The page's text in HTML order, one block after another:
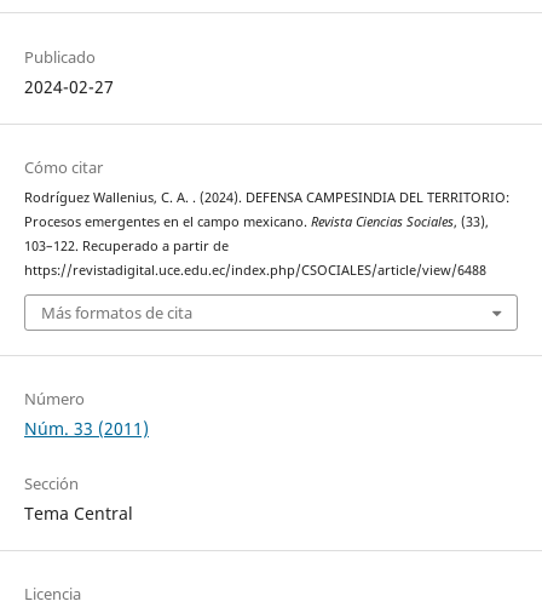
Publicado
2024-02-27
Cómo citar
Rodríguez Wallenius, C. A. . (2024). DEFENSA CAMPESINDIA DEL TERRITORIO:
Procesos emergentes en el campo mexicano. Revista Ciencias Sociales, (33),
103–122. Recuperado a partir de
https://revistadigital.uce.edu.ec/index.php/CSOCIALES/article/view/6488
Más formatos de cita
Número
Núm. 33 (2011)
Sección
Tema Central
Licencia